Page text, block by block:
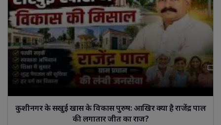
कुशीनगर के सखुई खास के विकास पुरुष: आखिर क्या है राजेंद्र पाल
की लगातार जीत का राज?